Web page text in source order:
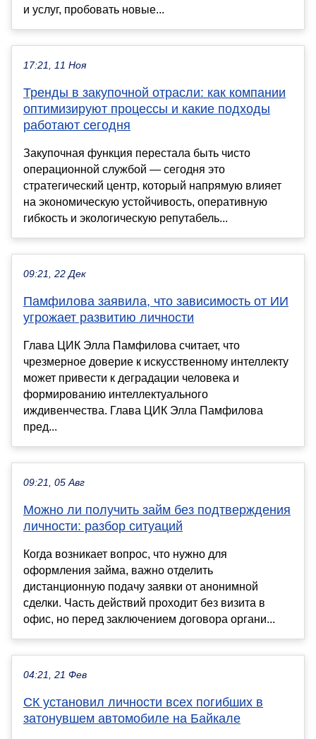
и услуг, пробовать новые...
17:21, 11 Ноя
Тренды в закупочной отрасли: как компании
оптимизируют процессы и какие подходы
работают сегодня
Закупочная функция перестала быть чисто
операционной службой — сегодня это
стратегический центр, который напрямую влияет
на экономическую устойчивость, оперативную
гибкость и экологическую репутабель...
09:21, 22 Дек
Памфилова заявила, что зависимость от ИИ
угрожает развитию личности
Глава ЦИК Элла Памфилова считает, что
чрезмерное доверие к искусственному интеллекту
может привести к деградации человека и
формированию интеллектуального
иждивенчества. Глава ЦИК Элла Памфилова
пред...
09:21, 05 Авг
Можно ли получить займ без подтверждения
личности: разбор ситуаций
Когда возникает вопрос, что нужно для
оформления займа, важно отделить
дистанционную подачу заявки от анонимной
сделки. Часть действий проходит без визита в
офис, но перед заключением договора органи...
04:21, 21 Фев
СК установил личности всех погибших в
затонувшем автомобиле на Байкале